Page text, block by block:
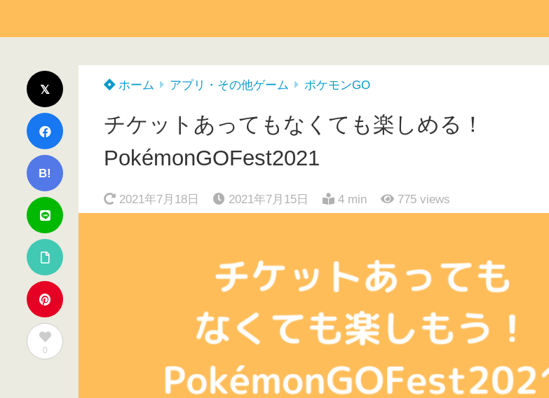
B!
0
ホーム アプリ・その他ゲーム ポケモンGO
チケットあってもなくても楽しめる！
PokémonGOFest2021
2021年7月18日 2021年7月15日 4 min 775 views